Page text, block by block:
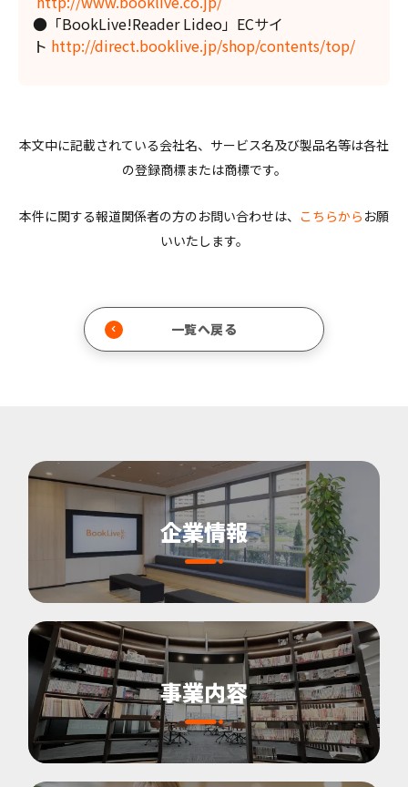
●「BookLive!Reader Lideo」ECサイ
ト http://direct.booklive.jp/shop/contents/top/
本文中に記載されている会社名、サービス名及び製品名等は各社
の登録商標または商標です。
本件に関する報道関係者の方のお問い合わせは、 こちらから お願
いいたします。
一覧へ戻る
企業情報
事業内容